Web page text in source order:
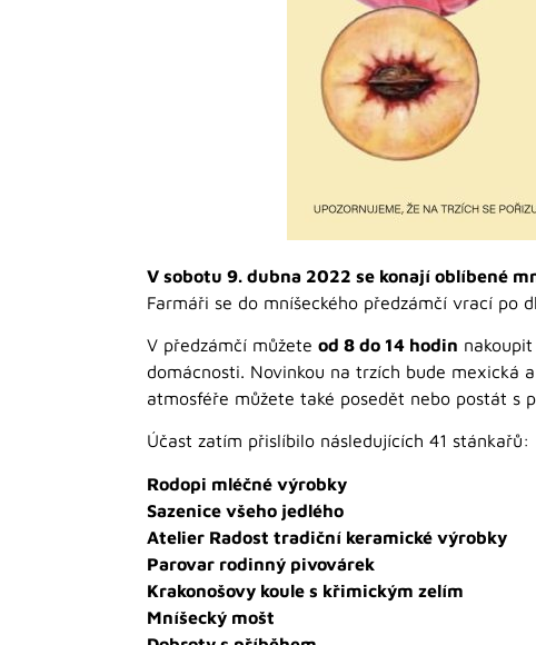
V sobotu 9. dubna 2022 se konají oblíbené
Farmáři se do mníšeckého předzámčí vrací po
V předzámčí můžete od 8 do 14 hodin
domácnosti. Novinkou na trzích bude mexická
atmosféře můžete také posedět nebo postát s
Účast zatím přislíbilo následujících 41 stánkařů:
Rodopi mléčné výrobky
Sazenice všeho jedlého
Atelier Radost tradiční keramické výrobky
Parovar rodinný pivovárek
Krakonošovy koule s křimickým zelím
Mníšecký mošt